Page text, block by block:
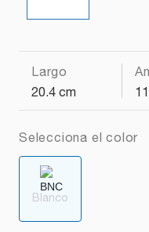
Largo
20.4 cm
Selecciona el color
Blanco